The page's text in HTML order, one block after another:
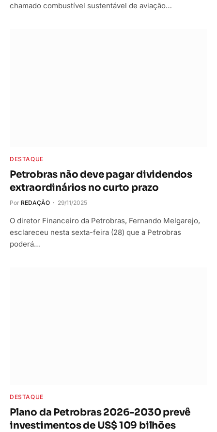
chamado combustível sustentável de aviação…
DESTAQUE
Petrobras não deve pagar dividendos
extraordinários no curto prazo
Por REDAÇÃO 29/11/2025
O diretor Financeiro da Petrobras, Fernando Melgarejo,
esclareceu nesta sexta-feira (28) que a Petrobras
poderá…
DESTAQUE
Plano da Petrobras 2026-2030 prevê
investimentos de US$ 109 bilhões